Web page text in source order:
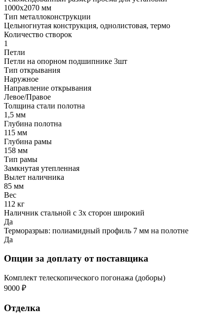
1000х2070 мм
Тип металлоконструкции
Цельногнутая конструкция, однолистовая, термо
Количество створок
1
Петли
Петли на опорном подшипнике 3шт
Тип открывания
Наружное
Направление открывания
Левое/Правое
Толщина стали полотна
1,5 мм
Глубина полотна
115 мм
Глубина рамы
158 мм
Тип рамы
Замкнутая утепленная
Вылет наличника
85 мм
Вес
112 кг
Наличник стальной с 3х сторон широкий
Да
Терморазрыв: полиамидный профиль 7 мм на полотне
Да
Опции за доплату от поставщика
Комплект телескопического погонажа (доборы)
9000 ₽
Отделка